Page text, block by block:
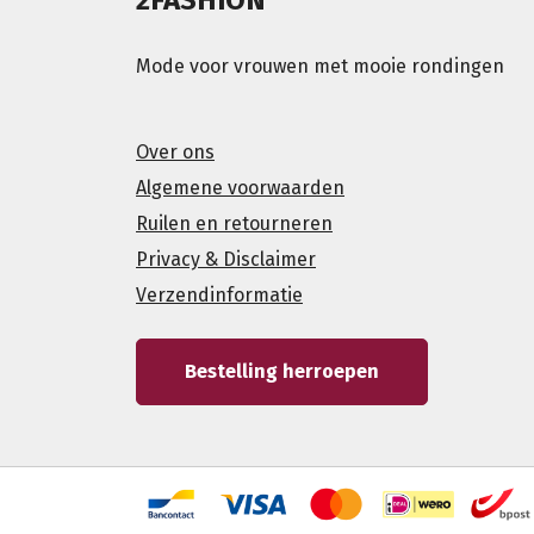
Mode voor vrouwen met mooie rondingen
Over ons
Algemene voorwaarden
Ruilen en retourneren
Privacy & Disclaimer
Verzendinformatie
Bestelling herroepen